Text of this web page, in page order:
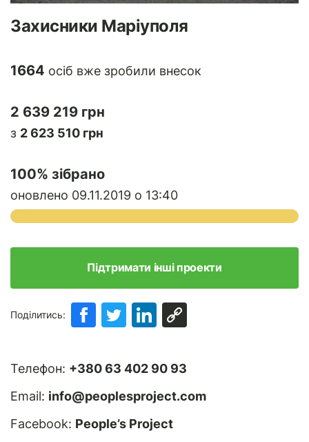
Захисники Маріуполя
1664 осіб вже зробили внесок
2 639 219 грн
з 2 623 510 грн
100% зібрано
оновлено 09.11.2019 о 13:40
Підтримати інші проекти
Поділитись:
Телефон: +380 63 402 90 93
Email: info@peoplesproject.com
Facebook: People’s Project